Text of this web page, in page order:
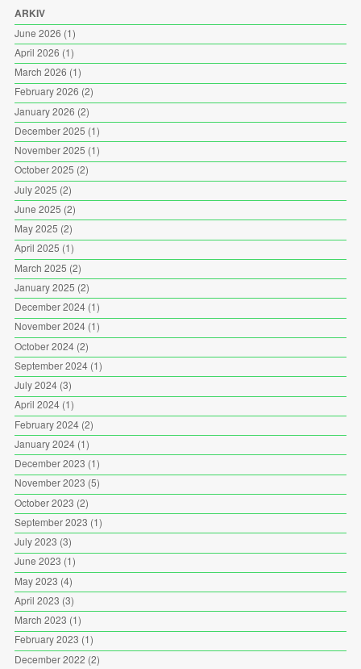
ARKIV
June 2026 (1)
April 2026 (1)
March 2026 (1)
February 2026 (2)
January 2026 (2)
December 2025 (1)
November 2025 (1)
October 2025 (2)
July 2025 (2)
June 2025 (2)
May 2025 (2)
April 2025 (1)
March 2025 (2)
January 2025 (2)
December 2024(1)
November 2024(1)
October 2024(2)
September 2024(1)
July 2024(3)
April 2024(1)
February 2024(2)
January 2024(1)
December 2023 (1)
November 2023 (5)
October 2023 (2)
September 2023 (1)
July 2023 (3)
June 2023 (1)
May 2023 (4)
April 2023 (3)
March 2023 (1)
February 2023 (1)
December 2022 (2)